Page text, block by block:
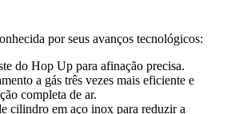
por seus avanços tecnológicos:
do Hop Up para afinação precisa.
a gás três vezes mais eficiente e
completa de ar.
cilindro em aço inox para reduzir a